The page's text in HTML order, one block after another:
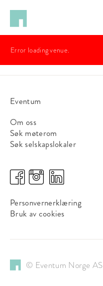
Error loading venue.
Eventum
Om oss
Søk møterom
Søk selskapslokaler
Personvernerklæring
Bruk av cookies
© Eventum Norge AS